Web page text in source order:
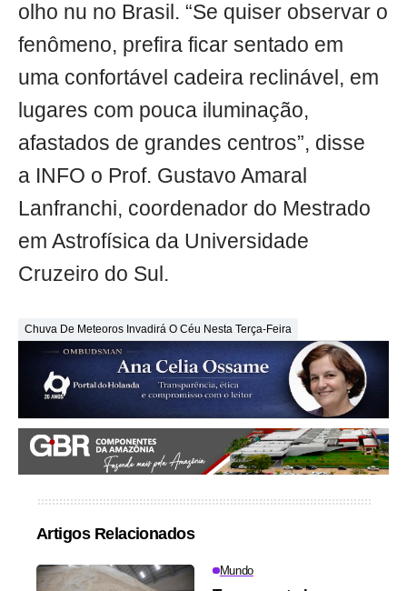
olho nu no Brasil. “Se quiser observar o
fenômeno, prefira ficar sentado em
uma confortável cadeira reclinável, em
lugares com pouca iluminação,
afastados de grandes centros”, disse
a INFO o Prof. Gustavo Amaral
Lanfranchi, coordenador do Mestrado
em Astrofísica da Universidade
Cruzeiro do Sul.
Chuva De Meteoros Invadirá O Céu Nesta Terça-Feira
Artigos Relacionados
Mundo